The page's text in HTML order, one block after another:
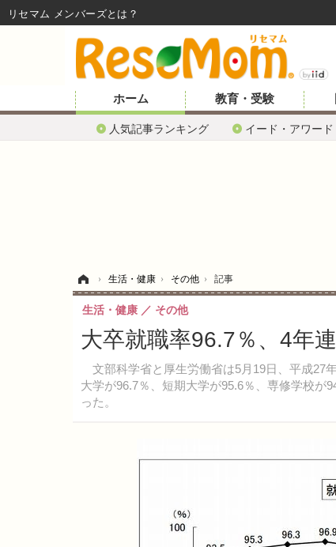
ホーム
人気記事ランキング イード・アワード
教育・受験
› 生活・健康 › その他 › 記事
大卒就職率96.7％、4年
文部科学省と厚生労働省は5月19日、平成27
大学が96.7％、短期大学が95.6％、専修学校が
った。
生活・健康 その他
リセマム メンバーズ